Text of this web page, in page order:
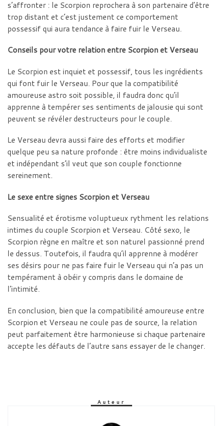
s’affronter : le Scorpion reprochera à son partenaire d’être
trop distant et c’est justement ce comportement
possessif qui aura tendance à faire fuir le Verseau.
Conseils pour votre relation entre Scorpion et Verseau
Le Scorpion est inquiet et possessif, tous les ingrédients
qui font fuir le Verseau. Pour que la compatibilité
amoureuse astro soit possible, il faudra donc qu’il
apprenne à tempérer ses sentiments de jalousie qui sont
peuvent se révéler destructeurs pour le couple.
Le Verseau devra aussi faire des efforts et modifier
quelque peu sa nature profonde : être moins individualiste
et indépendant s’il veut que son couple fonctionne
sereinement.
Le sexe entre signes Scorpion et Verseau
Sensualité et érotisme voluptueux rythment les relations
intimes du couple Scorpion et Verseau. Côté sexo, le
Scorpion règne en maître et son naturel passionné prend
le dessus. Toutefois, il faudra qu’il apprenne à modérer
ses désirs pour ne pas faire fuir le Verseau qui n’a pas un
tempérament à obéir y compris dans le domaine de
l’intimité.
En conclusion, bien que la compatibilité amoureuse entre
Scorpion et Verseau ne coule pas de source, la relation
peut parfaitement être harmonieuse si chaque partenaire
accepte les défauts de l’autre sans essayer de le changer.
Auteur